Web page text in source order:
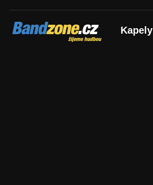
Bandzone.cz
žijeme hudbou Kapely